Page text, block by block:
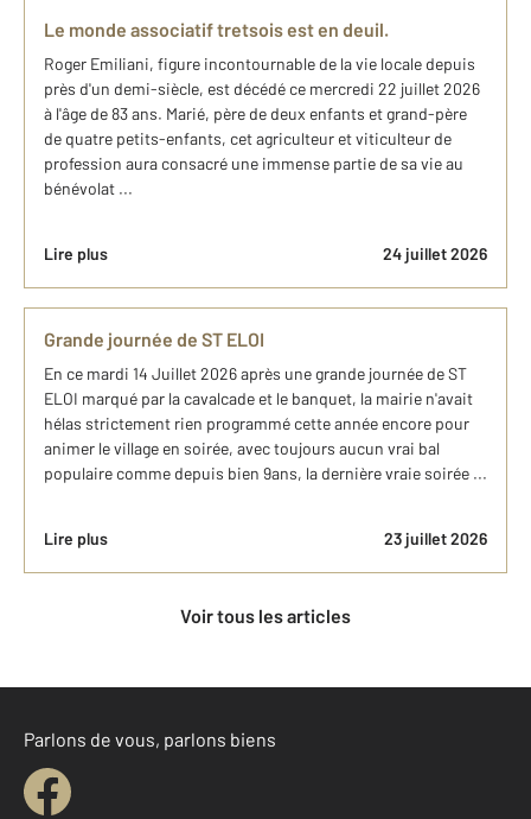
Le monde associatif tretsois est en deuil.
Roger Emiliani, figure incontournable de la vie locale depuis
près d'un demi-siècle, est décédé ce mercredi 22 juillet 2026
à l'âge de 83 ans. Marié, père de deux enfants et grand-père
de quatre petits-enfants, cet agriculteur et viticulteur de
profession aura consacré une immense partie de sa vie au
bénévolat ...
Lire plus 24 juillet 2026
Grande journée de ST ELOI
En ce mardi 14 Juillet 2026 après une grande journée de ST
ELOI marqué par la cavalcade et le banquet, la mairie n'avait
hélas strictement rien programmé cette année encore pour
animer le village en soirée, avec toujours aucun vrai bal
populaire comme depuis bien 9ans, la dernière vraie soirée ...
Lire plus 23 juillet 2026
Voir tous les articles
Parlons de vous, parlons biens